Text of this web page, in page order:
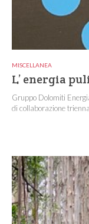
MISCELLANEA
L’ energia
Gruppo Dolomiti
di collaborazione